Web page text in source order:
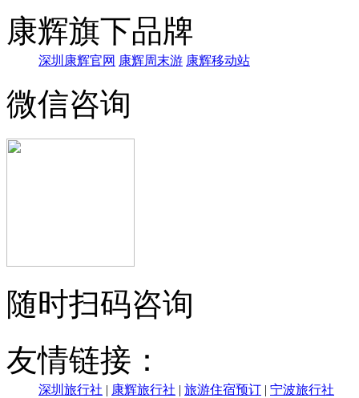
康辉旗下品牌
深圳康辉官网 康辉周末游 康辉移动站
微信咨询
随时扫码咨询
友情链接：
深圳旅行社 | 康辉旅行社 | 旅游住宿预订 | 宁波旅行社